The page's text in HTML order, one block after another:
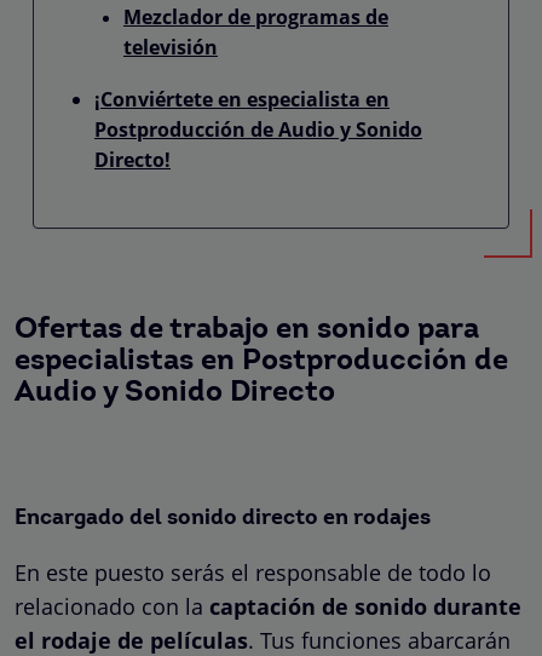
Mezclador de programas de
televisión
¡Conviértete en especialista en
Postproducción de Audio y Sonido
Directo!
Ofertas de trabajo en sonido para
especialistas en Postproducción de
Audio y Sonido Directo
Encargado del sonido directo en rodajes
En este puesto serás el responsable de todo lo
relacionado con la captación de sonido durante
el rodaje de películas. Tus funciones abarcarán